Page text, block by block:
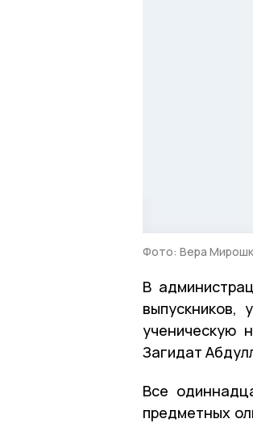
Фото: Вера
В
выпускников,
ученическую
Загидат
Все
предметных